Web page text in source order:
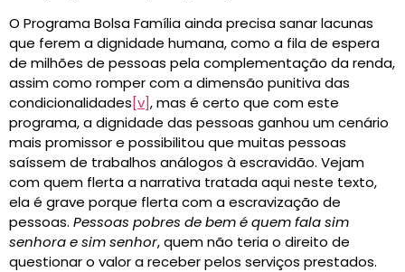
O Programa Bolsa Família ainda precisa sanar lacunas
que ferem a dignidade humana, como a fila de espera
de milhões de pessoas pela complementação da renda,
assim como romper com a dimensão punitiva das
condicionalidades[v], mas é certo que com este
programa, a dignidade das pessoas ganhou um cenário
mais promissor e possibilitou que muitas pessoas
saíssem de trabalhos análogos à escravidão. Vejam
com quem flerta a narrativa tratada aqui neste texto,
ela é grave porque flerta com a escravização de
pessoas. Pessoas pobres de bem é quem fala sim
senhora e sim senhor, quem não teria o direito de
questionar o valor a receber pelos serviços prestados.